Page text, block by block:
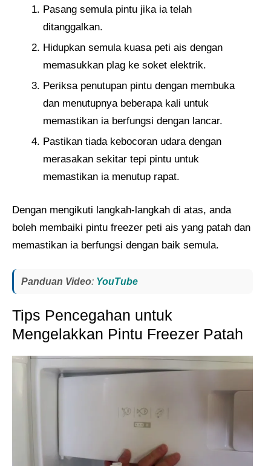
Pasang semula pintu jika ia telah
ditanggalkan.
Hidupkan semula kuasa peti ais dengan
memasukkan plag ke soket elektrik.
Periksa penutupan pintu dengan membuka
dan menutupnya beberapa kali untuk
memastikan ia berfungsi dengan lancar.
Pastikan tiada kebocoran udara dengan
merasakan sekitar tepi pintu untuk
memastikan ia menutup rapat.
Dengan mengikuti langkah-langkah di atas, anda
boleh membaiki pintu freezer peti ais yang patah dan
memastikan ia berfungsi dengan baik semula.
Panduan Video: YouTube
Tips Pencegahan untuk
Mengelakkan Pintu Freezer Patah